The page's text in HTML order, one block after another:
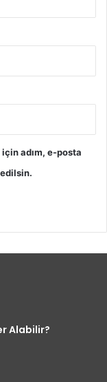
adım, e-posta
Alabilir?